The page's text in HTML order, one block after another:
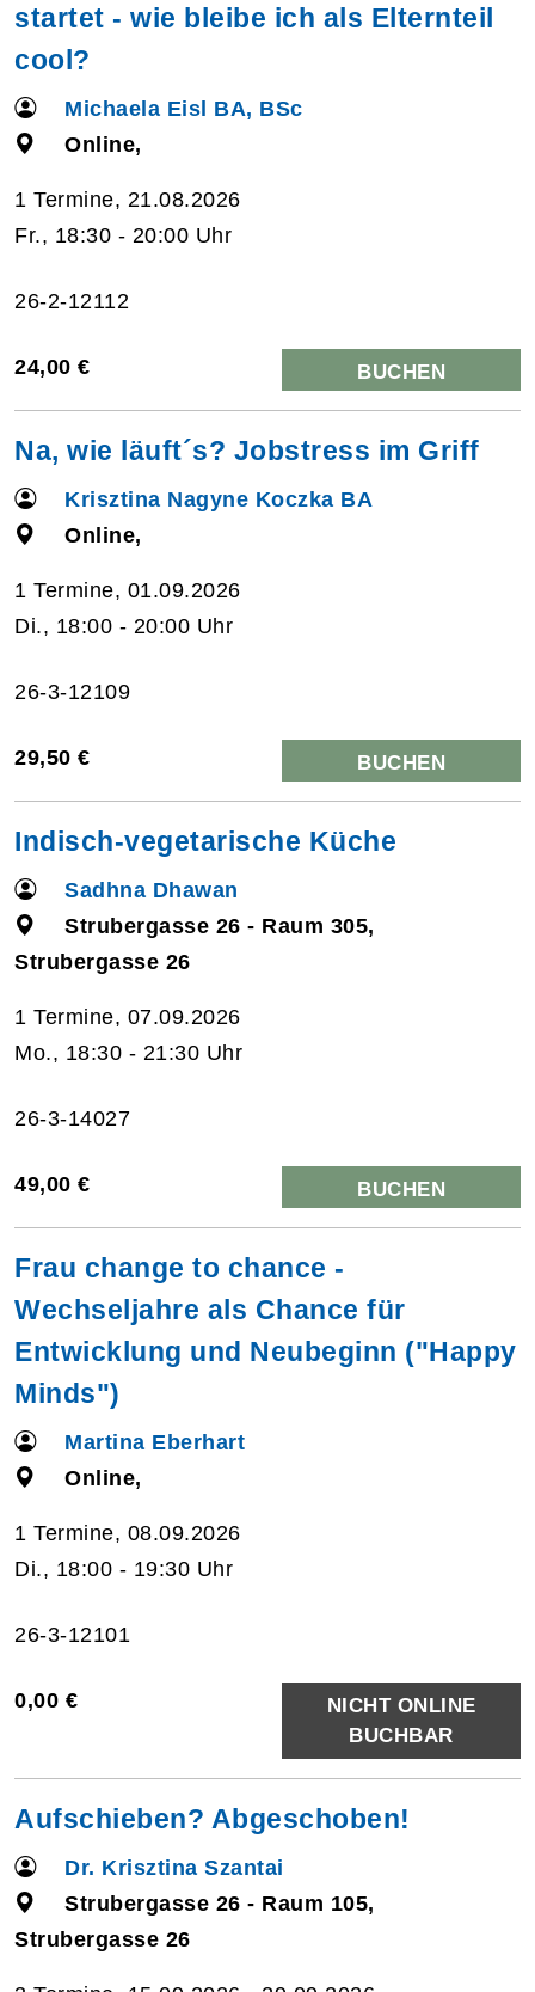
startet - wie bleibe ich als Elternteil
cool?
Michaela Eisl BA, BSc
Online,
1 Termine, 21.08.2026
Fr., 18:30 - 20:00 Uhr
26-2-12112
24,00 € BUCHEN
Na, wie läuft´s? Jobstress im Griff
Krisztina Nagyne Koczka BA
Online,
1 Termine, 01.09.2026
Di., 18:00 - 20:00 Uhr
26-3-12109
29,50 € BUCHEN
Indisch-vegetarische Küche
Sadhna Dhawan
Strubergasse 26 - Raum 305,
Strubergasse 26
1 Termine, 07.09.2026
Mo., 18:30 - 21:30 Uhr
26-3-14027
49,00 € BUCHEN
Frau change to chance -
Wechseljahre als Chance für
Entwicklung und Neubeginn ("Happy
Minds")
Martina Eberhart
Online,
1 Termine, 08.09.2026
Di., 18:00 - 19:30 Uhr
26-3-12101
0,00 €
NICHT ONLINE
BUCHBAR
Aufschieben? Abgeschoben!
Dr. Krisztina Szantai
Strubergasse 26 - Raum 105,
Strubergasse 26